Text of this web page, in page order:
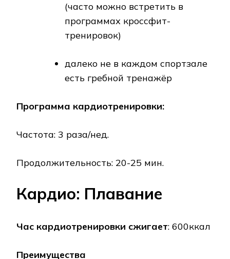
(часто можно встретить в
программах кроссфит-
тренировок)
далеко не в каждом спортзале
есть гребной тренажёр
Программа кардиотренировки:
Частота: 3 раза/нед.
Продолжительность: 20-25 мин.
Кардио: Плавание
Час кардиотренировки сжигает: 600ккал
Преимущества